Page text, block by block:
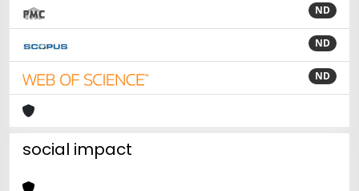
ND
ND
ND
social impact